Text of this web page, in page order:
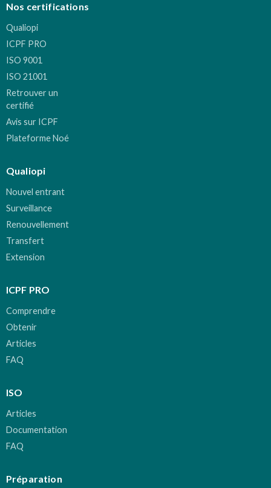
Nos certifications
Qualiopi
ICPF PRO
ISO 9001
ISO 21001
Retrouver un
certifié
Avis sur ICPF
Plateforme Noé
Qualiopi
Nouvel entrant
Surveillance
Renouvellement
Transfert
Extension
ICPF PRO
Comprendre
Obtenir
Articles
FAQ
ISO
Articles
Documentation
FAQ
Préparation